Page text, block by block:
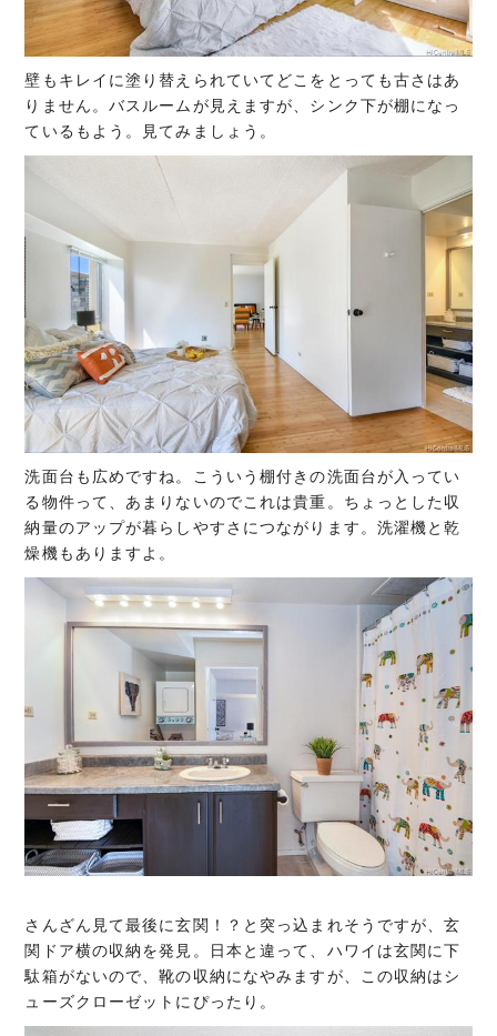
壁もキレイに塗り替えられていてどこをとっても古さはあ
りません。バスルームが見えますが、シンク下が棚になっ
ているもよう。見てみましょう。
洗面台も広めですね。こういう棚付きの洗面台が入ってい
る物件って、あまりないのでこれは貴重。ちょっとした収
納量のアップが暮らしやすさにつながります。洗濯機と乾
燥機もありますよ。
さんざん見て最後に玄関！？と突っ込まれそうですが、玄
関ドア横の収納を発見。日本と違って、ハワイは玄関に下
駄箱がないので、靴の収納になやみますが、この収納はシ
ューズクローゼットにぴったり。